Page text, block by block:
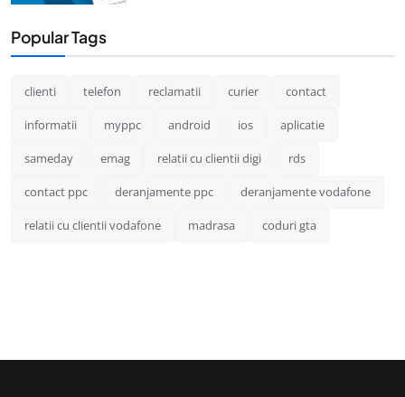
Popular Tags
clienti telefon reclamatii curier contact
informatii myppc android ios aplicatie
sameday emag relatii cu clientii digi rds
contact ppc deranjamente ppc deranjamente vodafone
relatii cu clientii vodafone madrasa coduri gta